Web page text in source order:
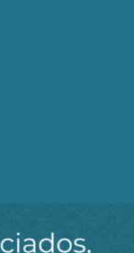
história
pelas armas,
que muitas
“As
internas
mundial”
incompleto,
a
e Realidade